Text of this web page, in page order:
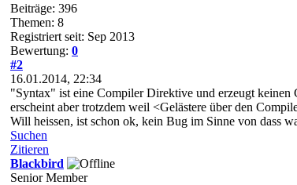
Beiträge: 396
Themen: 8
Registriert seit: Sep 2013
Bewertung: 0
#2
16.01.2014, 22:34
"Syntax" ist eine Compiler Direktive und erzeugt
erscheint aber trotzdem weil <Gelästere über den
Will heissen, ist schon ok, kein Bug im Sinne von dass
Suchen
Zitieren
Blackbird
Senior Member